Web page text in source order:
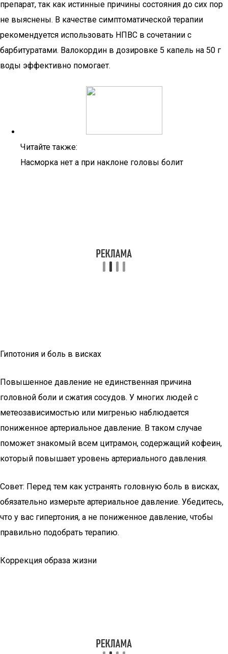
препарат, так как истинные причины состояния до сих пор
не выяснены. В качестве симптоматической терапии
рекомендуется использовать НПВС в сочетании с
барбитуратами. Валокордин в дозировке 5 капель на 50 г
воды эффективно помогает.
Читайте также:
Насморка нет а при наклоне головы болит
Гипотония и боль в висках
Повышенное давление не единственная причина
головной боли и сжатия сосудов. У многих людей с
метеозависимостью или мигренью наблюдается
пониженное артериальное давление. В таком случае
поможет знакомый всем цитрамон, содержащий кофеин,
который повышает уровень артериального давления.
Совет: Перед тем как устранять головную боль в висках,
обязательно измерьте артериальное давление. Убедитесь,
что у вас гипертония, а не пониженное давление, чтобы
правильно подобрать терапию.
Коррекция образа жизни